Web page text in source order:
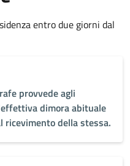
entro due giorni dal
provvede agli
dimora abituale
ricevimento della stessa.